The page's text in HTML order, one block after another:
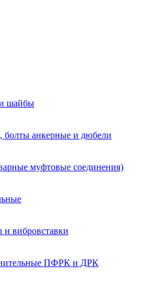
шайбы
анкерные и дюбели
муфтовые соединения)
вибровставки
ПФРК и ДРК